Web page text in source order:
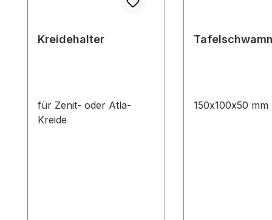
Kreidehalter
für Zenit- oder Atla-
Kreide
150x100x50 mm